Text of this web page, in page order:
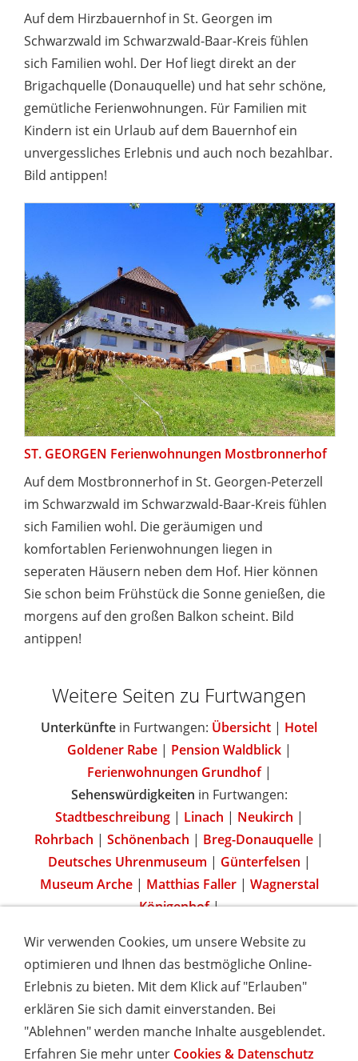
Auf dem Hirzbauernhof in St. Georgen im
Schwarzwald im Schwarzwald-Baar-Kreis fühlen
sich Familien wohl. Der Hof liegt direkt an der
Brigachquelle (Donauquelle) und hat sehr schöne,
gemütliche Ferienwohnungen. Für Familien mit
Kindern ist ein Urlaub auf dem Bauernhof ein
unvergessliches Erlebnis und auch noch bezahlbar.
Bild antippen!
ST. GEORGEN Ferienwohnungen Mostbronnerhof
Auf dem Mostbronnerhof in St. Georgen-Peterzell
im Schwarzwald im Schwarzwald-Baar-Kreis fühlen
sich Familien wohl. Die geräumigen und
komfortablen Ferienwohnungen liegen in
seperaten Häusern neben dem Hof. Hier können
Sie schon beim Frühstück die Sonne genießen, die
morgens auf den großen Balkon scheint. Bild
antippen!
Weitere Seiten zu Furtwangen
Unterkünfte in Furtwangen: Übersicht | Hotel
Goldener Rabe| Pension Waldblick|
Ferienwohnungen Grundhof|
Sehenswürdigkeiten in Furtwangen:
Stadtbeschreibung| Linach | Neukirch |
Rohrbach | Schönenbach | Breg-Donauquelle |
Deutsches Uhrenmuseum | Günterfelsen |
Museum Arche| Matthias Faller| Wagnerstal
Königenhof|
IMPRESSUM COOKIES & DATENSCHUTZ
AGB
TOURISMUSHELD
WISSENSWERT
NEWSLETTER
Wir verwenden Cookies, um unsere Website zu
optimieren und Ihnen das bestmögliche Online-
Erlebnis zu bieten. Mit dem Klick auf "Erlauben"
erklären Sie sich damit einverstanden. Bei
"Ablehnen" werden manche Inhalte ausgeblendet.
Erfahren Sie mehr unter Cookies & Datenschutz